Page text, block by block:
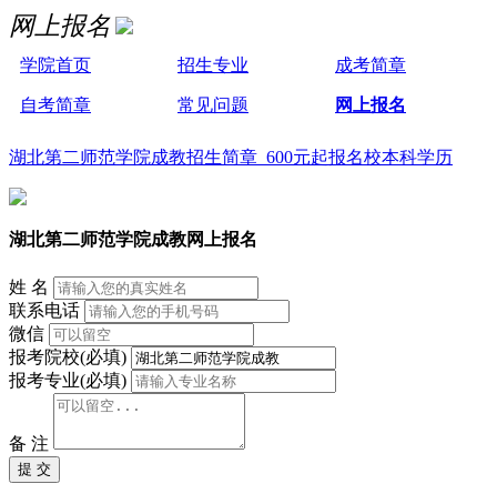
网上报名
学院首页 招生专业 成考简章
自考简章 常见问题 网上报名
湖北第二师范学院成教招生简章 600元起报名校本科学历
湖北第二师范学院成教网上报名
姓 名
联系电话
微信
报考院校(必填)
报考专业(必填)
备 注